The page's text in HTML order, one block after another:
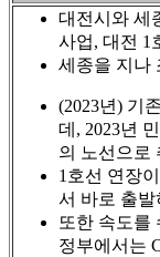
대전시와 세
사업, 대전 1
세종을 지나
(2023년) 기
데, 2023년
의 노선으로
1호선 연장
서 바로 출
또한 속도를
정부에서는